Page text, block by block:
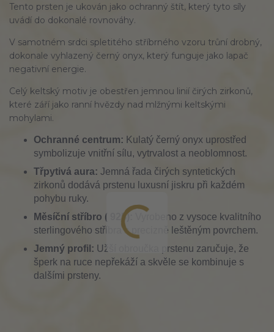
Tento prsten je ukován jako ochranný štít, který tyto síly
uvádí do dokonalé rovnováhy.
V samotném srdci spletitého stříbrného vzoru trůní drobný,
dokonale vyhlazený černý onyx, který funguje jako lapač
negativní energie.
Celý keltský motiv je obestřen jemnou linií čirých zirkonů,
které září jako ranní hvězdy nad mlžnými keltskými
mohylami.
Ochranné centrum: Kulatý černý onyx uprostřed
symbolizuje vnitřní sílu, vytrvalost a neoblomnost.
Třpytivá aura: Jemná řada čirých syntetických
zirkonů dodává prstenu luxusní jiskru při každém
pohybu ruky.
Měsíční stříbro ( 925):
Vyrobeno z vysoce kvalitního
sterlingového stříbra s precizně leštěným povrchem.
Jemný profil: Užší obroučka prstenu zaručuje, že
šperk na ruce nepřekáží a skvěle se kombinuje s
dalšími prsteny.